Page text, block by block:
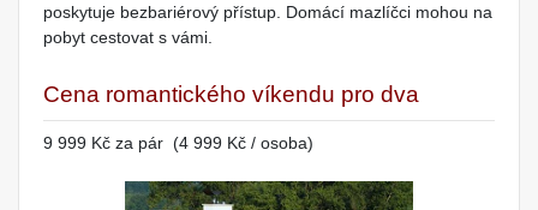
poskytuje bezbariérový přístup. Domácí mazlíčci mohou na
pobyt cestovat s vámi.
Cena romantického víkendu pro dva
9 999 Kč za pár (4 999 Kč / osoba)